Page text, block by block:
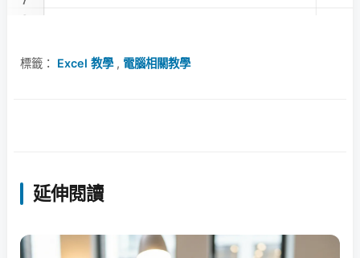
標籤： Excel 教學, 電腦相關教學
延伸閱讀